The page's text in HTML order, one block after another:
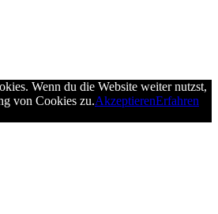
Wenn du die Website weiter nutzst,
von Cookies zu.AkzeptierenErfahren